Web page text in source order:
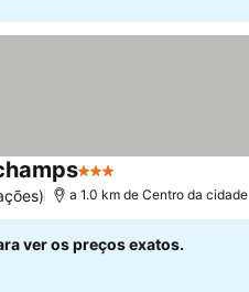
3 Estrelas
a 1.0 km de Centro da cidade
ver os preços exatos.